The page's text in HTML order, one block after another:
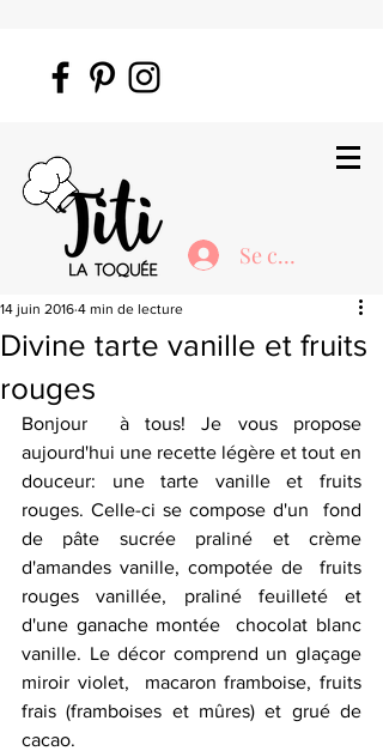
Se connecter
Divine tarte vanille et fruits
rouges
14 juin 2016 4 min de lecture
Bonjour  à tous! Je vous propose
aujourd'hui une recette légère et tout en
douceur: une tarte vanille et fruits
rouges. Celle-ci se compose d'un  fond
de pâte sucrée praliné et crème
d'amandes vanille, compotée de  fruits
rouges vanillée, praliné feuilleté et
d'une ganache montée  chocolat blanc
vanille. Le décor comprend un glaçage
miroir violet,  macaron framboise, fruits
frais (framboises et mûres) et grué de
cacao.